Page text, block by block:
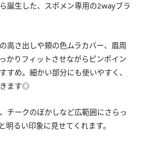
誕生した、スポメン専用の2wayブラ
高さ出しや頬の色ムラカバー、眉周
かりフィットさせながらピンポイン
すめ。細かい部分にも使いやすく、
きます◎
チークのぼかしなど広範囲にさらっ
明るい印象に見せてくれます。